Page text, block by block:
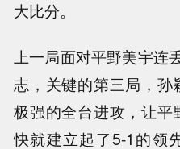
大比分。
上一局面对平野美宇连
志，关键的第三局，
极强的全台进攻，让
快就建立起了5-1的领